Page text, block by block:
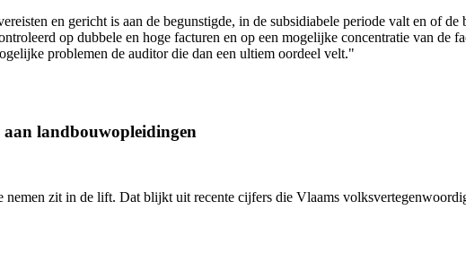
en gericht is aan de begunstigde, in de subsidiabele periode valt en of
op dubbele en hoge facturen en op een mogelijke concentratie van de
problemen de auditor die dan een ultiem oordeel velt."
aan landbouwopleidingen
nemen zit in de lift. Dat blijkt uit recente cijfers die Vlaams